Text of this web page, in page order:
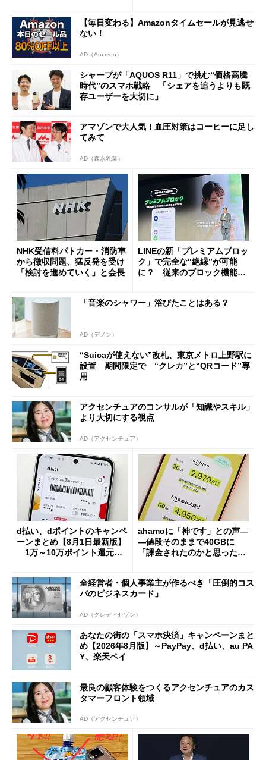
【毎日変わる】Amazonタイムセールが見逃せ
ない！
AD（Amazon）
シャープが「AQUOS R11」で挑む“価格高騰
時代”のスマホ戦略 「シェアを追うよりも既
存ユーザーを大切に」
アマゾンで大人気！血圧対策はコーヒーに足し
てみて
AD（森永乳業）
NHK受信料パトカー・消防車
から徴収問題、猛反発を受け
「検討を進めていく」と会長
LINEの新「プレミアムブロッ
ク」で完全な“絶縁”が可能
に？ 従来のブロック機能と
「音楽のシャワー」浴びたことはある？
AD（デノン）
“Suicaが使えない”改札、東京メトロ上野駅に
設置 期間限定で “クレカ”と“QRコード”専
用
アクセンチュアのコンサルが「知識やスキル」
より大切にする視点
AD（アクセンチュア）
d払い、dポイントのキャンペ
ーンまとめ【8月1日最新版】
1万～10万ポイント還元の
ahamoに「神です」との声―
―値段そのままで40GBに
「課金されたのかと思った」
全経営者・個人事業主が作るべき「圧倒的コス
パのビジネスカード」
AD（クレディセゾン）
あなたの街の「スマホ決済」キャンペーンまと
め【2026年8月版】～PayPay、d払い、au PA
Y、楽天ペイ
最良の顧客体験をつくるアクセンチュアのカス
タマーフロント領域
AD（アクセンチュア）